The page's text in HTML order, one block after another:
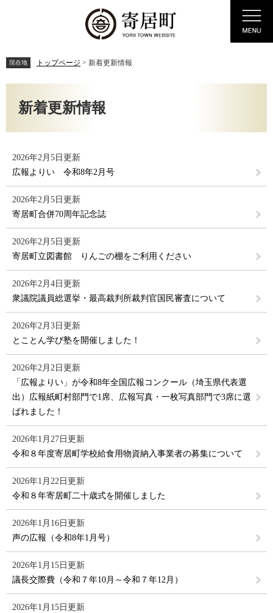
先
頭
で
を
飛
ば
文
現在地 トップページ > 新着更新情報
新着更新情報
2026年2月5日更新
広報よりい 令和8年2月号
2026年2月5日更新
寄居町合併70周年記念誌
2026年2月5日更新
寄居町立図書館 りんごの棚をご利用ください
2026年2月4日更新
衆議院議員総選挙・最高裁判所裁判官国民審査について
2026年2月3日更新
とことん学び塾を開催しました！
2026年2月2日更新
「広報よりい」が令和8年全国広報コンクール（埼玉県代表選
出）広報紙町村部門で1席、広報写真・一枚写真部門で3席に選
ばれました！
2026年1月27日更新
令和８年度寄居町学校給食用物資納入事業者の募集について
2026年1月22日更新
令和８年寄居町二十歳式を開催しました
2026年1月16日更新
声の広報（令和8年1月号）
2026年1月15日更新
議長交際費（令和７年10月～令和７年12月）
2026年1月15日更新